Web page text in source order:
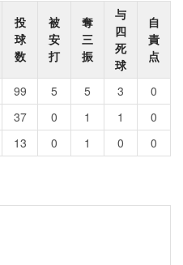
投
球
数
被
安
打
奪
三
振
与
四
死
球
自
責
点
99 5 5 3
0
37 0 1 1
0
13 0 1 0 0